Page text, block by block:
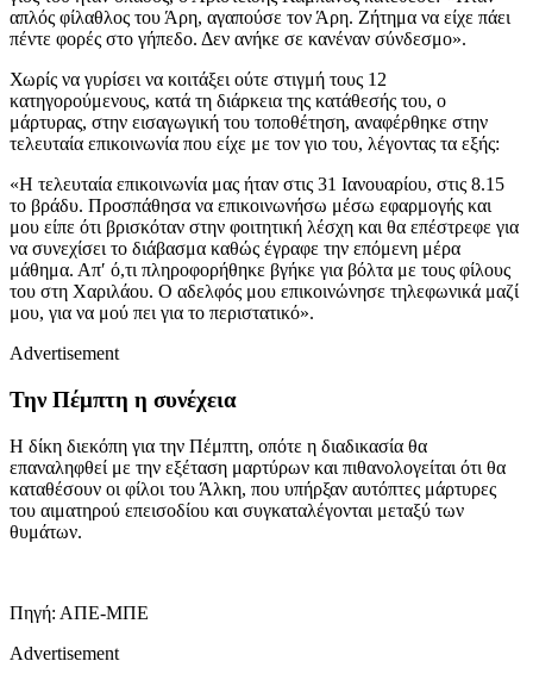
απλός φίλαθλος του Άρη, αγαπούσε τον Άρη. Ζήτημα να είχε πάει
πέντε φορές στο γήπεδο. Δεν ανήκε σε κανέναν σύνδεσμο».
Χωρίς να γυρίσει να κοιτάξει ούτε στιγμή τους 12
κατηγορούμενους, κατά τη διάρκεια της κατάθεσής του, ο
μάρτυρας, στην εισαγωγική του τοποθέτηση, αναφέρθηκε στην
τελευταία επικοινωνία που είχε με τον γιο του, λέγοντας τα εξής:
«Η τελευταία επικοινωνία μας ήταν στις 31 Ιανουαρίου, στις 8.15
το βράδυ. Προσπάθησα να επικοινωνήσω μέσω εφαρμογής και
μου είπε ότι βρισκόταν στην φοιτητική λέσχη και θα επέστρεφε για
να συνεχίσει το διάβασμα καθώς έγραφε την επόμενη μέρα
μάθημα. Απ′ ό,τι πληροφορήθηκε βγήκε για βόλτα με τους φίλους
του στη Χαριλάου. Ο αδελφός μου επικοινώνησε τηλεφωνικά μαζί
μου, για να μού πει για το περιστατικό».
Advertisement
Την Πέμπτη η συνέχεια
Η δίκη διεκόπη για την Πέμπτη, οπότε η διαδικασία θα
επαναληφθεί με την εξέταση μαρτύρων και πιθανολογείται ότι θα
καταθέσουν οι φίλοι του Άλκη, που υπήρξαν αυτόπτες μάρτυρες
του αιματηρού επεισοδίου και συγκαταλέγονται μεταξύ των
θυμάτων.
Πηγή: ΑΠΕ-ΜΠΕ
Advertisement